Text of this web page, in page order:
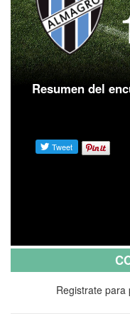
Resumen del
Registrate para